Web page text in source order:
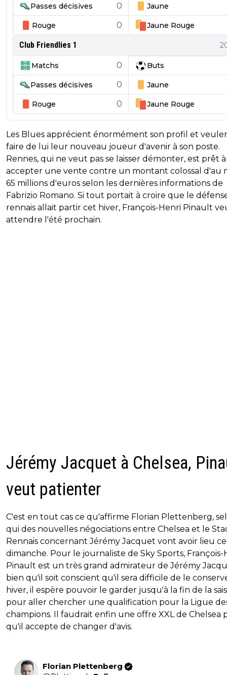
Passes décisives 0 Jaune
Rouge 0 Jaune Rouge
Club Friendlies 1
Matchs 0 Buts
Passes décisives 0 Jaune
Rouge 0 Jaune Rouge
Les Blues apprécient énormément son profil et
faire de lui leur nouveau joueur d'avenir à son poste.
Rennes, qui ne veut pas se laisser démonter, est prêt à
accepter une vente contre un montant colossal d'au
65 millions d'euros selon les dernières informations de
Fabrizio Romano. Si tout portait à croire que le
rennais allait partir cet hiver, François-Henri Pinault
attendre l'été prochain.
Jérémy Jacquet à Chelsea,
veut patienter
C'est en tout cas ce qu'affirme Florian Plettenberg,
qui des nouvelles négociations entre Chelsea et le
Rennais concernant Jérémy Jacquet vont avoir lieu ce
dimanche. Pour le journaliste de Sky Sports, François-
Pinault est un très grand admirateur de Jérémy
bien qu'il soit conscient qu'il sera difficile de le
hiver, il espère pouvoir le garder jusqu'à la fin de la
pour aller chercher une qualification pour la Ligue
champions. Il faudrait enfin une offre XXL de Chelsea
qu'il accepte de changer d'avis.
Florian Plettenberg